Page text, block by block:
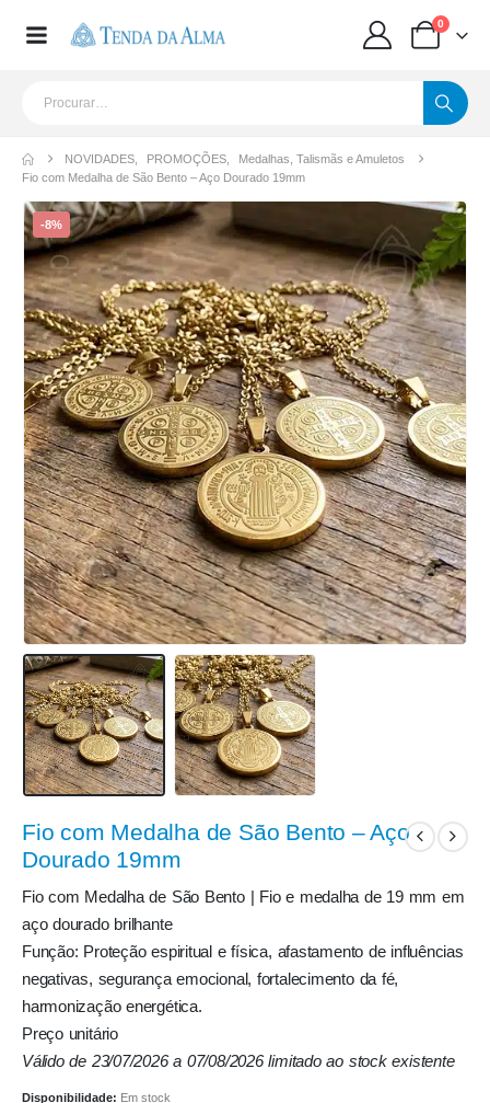
0
NOVIDADES PROMOÇÕES
Medalhas, Talismãs e Amuletos
Fio com Medalha de São Bento – Aço Dourado 19mm
-8%
Fio com Medalha de São Bento – Aço
Dourado 19mm
Fio com Medalha de São Bento | Fio e medalha de 19 mm em
aço dourado brilhante
Função: Proteção espiritual e física, afastamento de influências
negativas, segurança emocional, fortalecimento da fé,
harmonização energética.
Preço unitário
Válido de 23/07/2026 a 07/08/2026 limitado ao stock existente
Disponibilidade: Em stock